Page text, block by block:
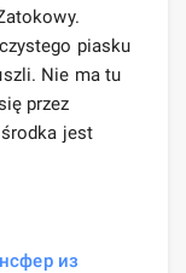
piasku
Nie ma tu
przez
jest
из